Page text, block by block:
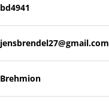
bd4941
jensbrendel27@gmail.com
Brehmion